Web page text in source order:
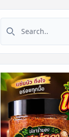
Search for: